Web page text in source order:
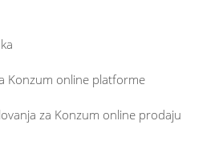
Konzum online platforme
za Konzum online prodaju